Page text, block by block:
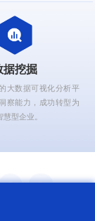
据挖掘
大数据可视化分析平
察能力，成功转型为
型企业。